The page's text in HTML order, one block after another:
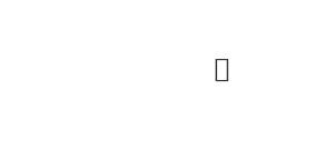
888 8897) veya whatsapp hattımıza